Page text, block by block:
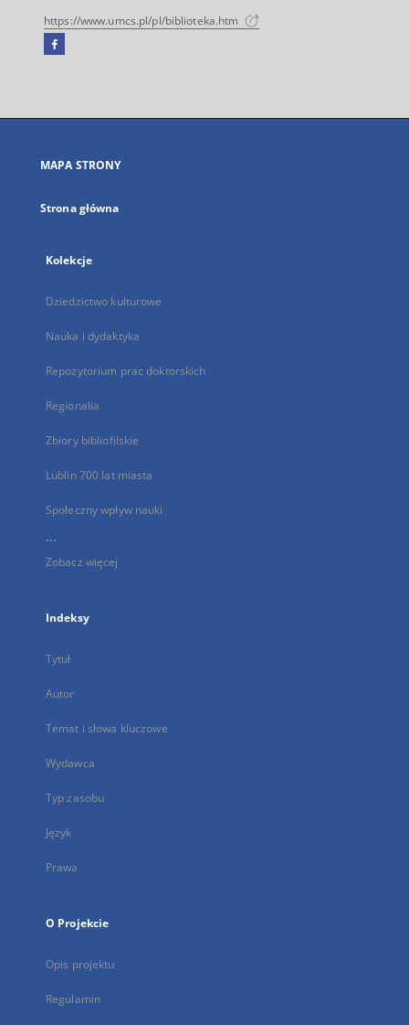
https://www.umcs.pl/pl/biblioteka.htm
Facebook
się
karcie
MAPA STRONY
Strona główna
Kolekcje
Dziedzictwo kulturowe
Nauka i dydaktyka
Repozytorium prac doktorskich
Regionalia
Zbiory bibliofilskie
Lublin 700 lat miasta
Społeczny wpływ nauki
...
Zobacz więcej
Indeksy
Tytuł
Autor
Temat i słowa kluczowe
Wydawca
Typ zasobu
Język
Prawa
O Projekcie
Opis projektu
Regulamin